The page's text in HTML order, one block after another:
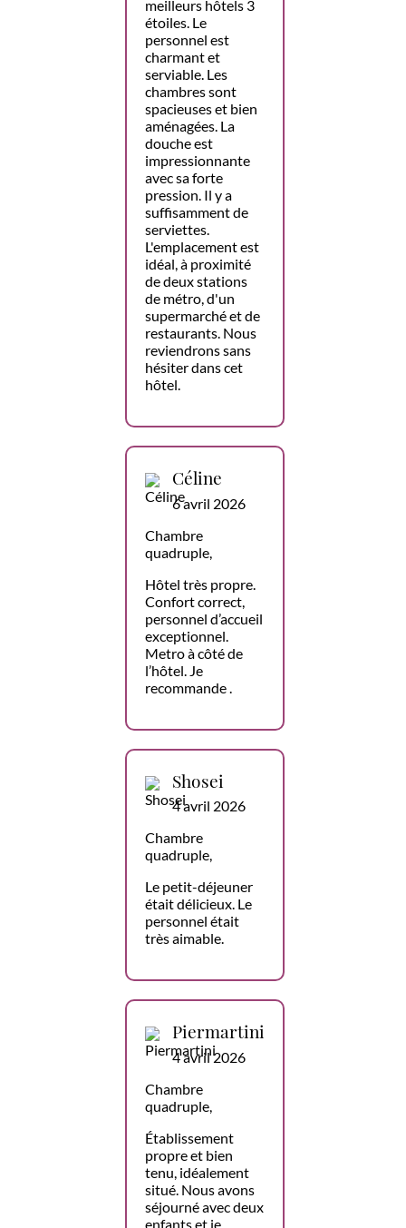
meilleurs hôtels 3
étoiles. Le
personnel est
charmant et
serviable. Les
chambres sont
spacieuses et bien
aménagées. La
douche est
impressionnante
avec sa forte
pression. Il y a
suffisamment de
serviettes.
L'emplacement est
idéal, à proximité
de deux stations
de métro, d'un
supermarché et de
restaurants. Nous
reviendrons sans
hésiter dans cet
hôtel.
Céline
6 avril 2026
Chambre
quadruple,
Hôtel très propre.
Confort correct,
personnel d’accueil
exceptionnel.
Metro à côté de
l’hôtel. Je
recommande .
Shosei
4 avril 2026
Chambre
quadruple,
Le petit-déjeuner
était délicieux. Le
personnel était
très aimable.
Piermartini
4 avril 2026
Chambre
quadruple,
Établissement
propre et bien
tenu, idéalement
situé. Nous avons
séjourné avec deux
enfants et je